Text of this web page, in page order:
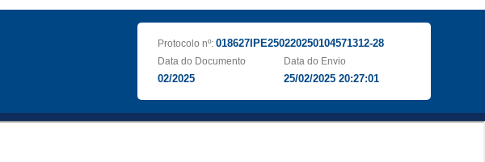
Protocolo nº: 018627IPE250220250104571312-28
Data do Documento
02/2025
Data do Envio
25/02/2025 20:27:01